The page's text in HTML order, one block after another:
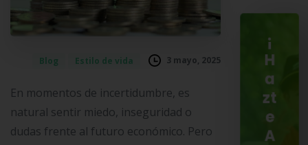
Blog Estilo de vida 3 mayo, 2025
En momentos de incertidumbre, es
natural sentir miedo, inseguridad o
dudas frente al futuro económico. Pero
¡
H
a
zt
e
A